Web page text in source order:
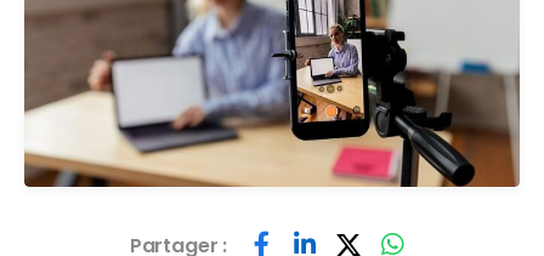
Partager :